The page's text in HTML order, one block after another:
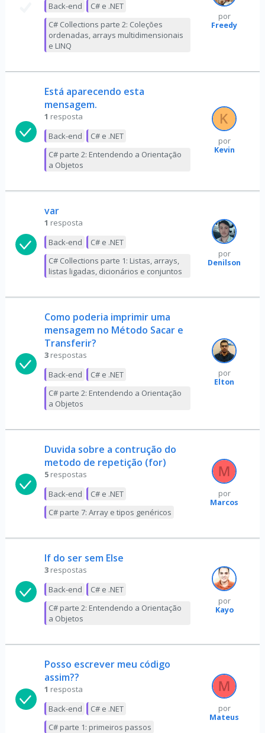
Back-end
C# e .NET
C# Collections parte 2: Coleções
ordenadas, arrays multidimensionais
e LINQ
por
Freedy
Está aparecendo esta
mensagem.
1 resposta
Back-end
C# e .NET
C# parte 2: Entendendo a Orientação
a Objetos
por
Kevin
var
1 resposta
Back-end
C# e .NET
C# Collections parte 1: Listas, arrays,
listas ligadas, dicionários e conjuntos
por
Denilson
Como poderia imprimir uma
mensagem no Método Sacar e
Transferir?
3 respostas
Back-end
C# e .NET
C# parte 2: Entendendo a Orientação
a Objetos
por
Elton
Duvida sobre a contrução do
metodo de repetição (for)
5 respostas
Back-end
C# e .NET
C# parte 7: Array e tipos genéricos
por
Marcos
If do ser sem Else
3 respostas
Back-end
C# e .NET
C# parte 2: Entendendo a Orientação
a Objetos
por
Kayo
Posso escrever meu código
assim??
1 resposta
Back-end
C# e .NET
C# parte 1: primeiros passos
por
Mateus